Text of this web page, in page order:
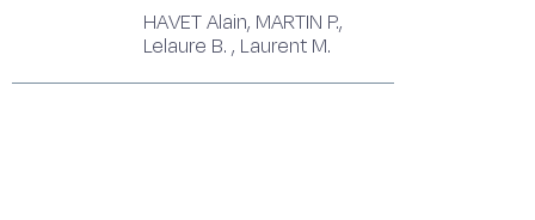
HAVET Alain, MARTIN P.,
Lelaure B. , Laurent M.